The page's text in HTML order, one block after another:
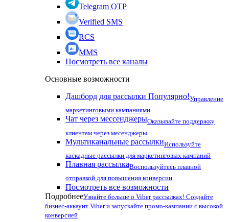
Telegram OTP
Verified SMS
RCS
MMS
Посмотреть все каналы
Основные возможности
Дашборд для рассылки Популярно!Управление
маркетинговыми кампаниями
Чат через мессенджерыОказывайте поддержку
клиентам через месенджеры
Мультиканальные рассылкиИспользуйте
каскадные рассылки для маркетинговых кампаний
Плавная рассылкаВоспользуйтесь плавной
отправкой для повышения конверсии
Посмотреть все возможности
ПодробнееУзнайте больше о Viber рассылках! Создайте
бизнес-аккаунт Viber и запускайте промо-кампании с высокой
конверсией